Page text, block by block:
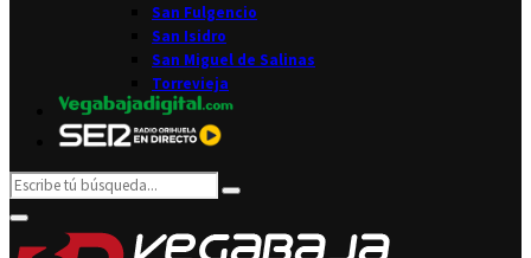
San Fulgencio
San Isidro
San Miguel de Salinas
Torrevieja
Search
for:
Search
Primary
Menu